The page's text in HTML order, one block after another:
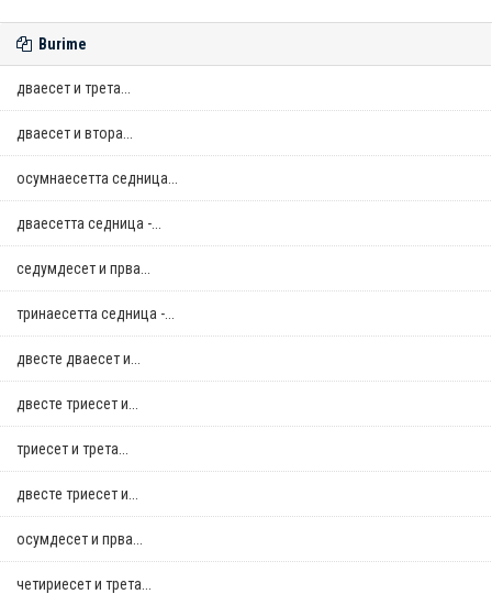
Burime
дваесет и трета...
дваесет и втора...
осумнaесетта седница...
дваесетта седница -...
седумдесет и прва...
тринаесетта седница -...
двестe дваесет и...
двестe триесет и...
триесет и трета...
двестe триесет и...
осумдесет и прва...
четириесет и трета...